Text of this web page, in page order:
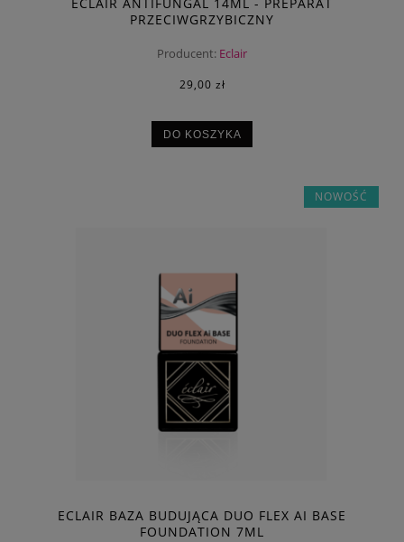
PRZECIWGRZYBICZNY
Producent: Eclair
29,00 zł
DO KOSZYKA
ECLAIR BAZA BUDUJĄCA DUO FLEX AI BASE
FOUNDATION 7ML
NOWOŚĆ